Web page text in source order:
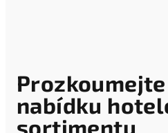
nabídku
sortimentu